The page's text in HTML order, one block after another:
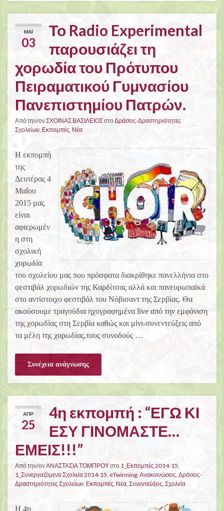
ΜΆΙ
03
Το Radio Experimental
παρουσιάζει τη
χορωδία του Πρότυπου
Πειραματικού Γυμνασίου
Πανεπιστημίου Πατρών.
Από την/ονΣΧΟΙΝΑΣ ΒΑΣΙΛΕΙΟΣστοΔράσεις-Δραστηριότητες
Σχολείων, Εκπομπές, Νέα
Η εκπομπή
της
Δευτέρας 4
Μαΐου
2015 μας
είναι
αφιερωμέν
η στη
σχολική
χορωδία
του σχολείου μας που πρόσφατα διακρίθηκε πανελλήνια στο
φεστιβάλ χορωδιών της Καρδίτσας αλλά και πανευρωπαϊκά
στο αντίστοιχο φεστιβάλ του Νόβισαντ της Σερβίας. Θα
ακούσουμε τραγούδια ηχογραφημένα live από την εμφάνιση
της χορωδίας στη Σερβία καθώς και μίνι-συνεντεύξεις από
τα μέλη της χορωδίας,τους συνοδούς …
Συνέχεια ανάγνωσης
ΑΠΡ
25
4η εκπομπή : “ΕΓΩ ΚΙ
ΕΣΥ ΓΙΝΟΜΑΣΤΕ…
ΕΜΕΙΣ!!!”
Από την/ονΑΝΑΣΤΑΣΙΑ ΤΟΜΠΡΟΥστο 1_Εκπομπές 2014-15,
1_Συνεργαζόμενα Σχολεία 2014-15, eTwinning, Ανακοινώσεις, Δράσεις-
Δραστηριότητες Σχολείων, Εκπομπές, Νέα, Συνεντεύξεις, Σχολεία
Η 4η